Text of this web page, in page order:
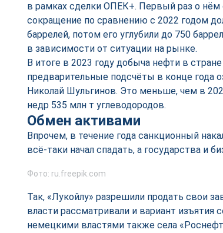
в рамках сделки ОПЕК+. Первый раз о нём
сокращение по сравнению с 2022 годом
баррелей, потом его углубили до 750
в зависимости от ситуации на рынке.
В итоге в 2023 году добыча нефти в
предварительные подсчёты в конце года
Николай Шульгинов. Это меньше, чем в
недр 535 млн т углеводородов.
Обмен активами
Впрочем, в течение года санкционный
всё-таки начал спадать, а государства и
Фото: ru.freepik.com
Так, «Лукойлу» разрешили продать свои
власти рассматривали и вариант изъятия
немецкими властями также села